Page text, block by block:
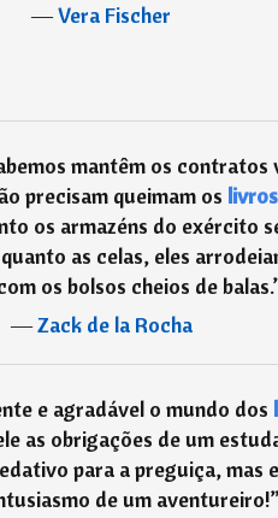
―Vera Fischer
mantêm os contratos
precisam queimam os livros
os armazéns do exército
as celas, eles
os bolsos cheios de balas.
―Zack de la Rocha
e agradável o mundo dos
as obrigações de um
para a preguiça, mas
de um aventureiro!”